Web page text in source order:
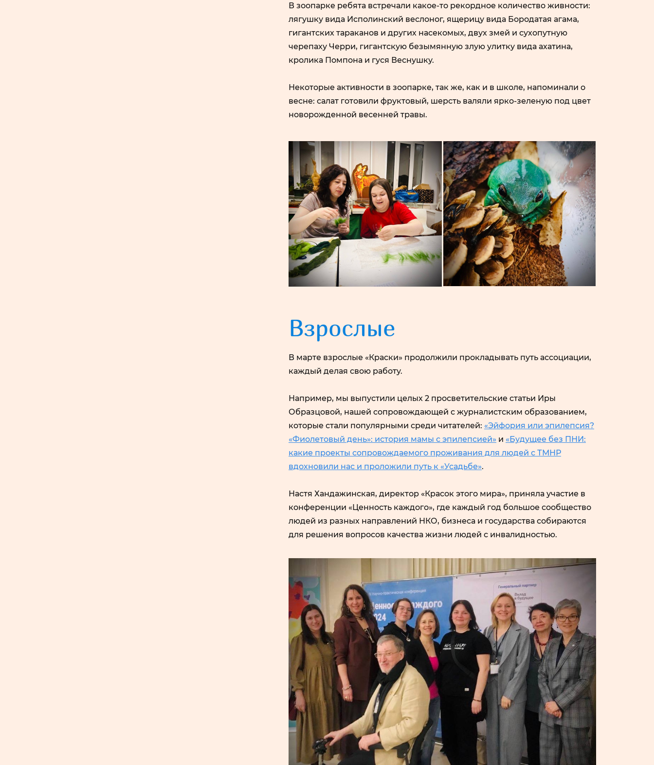
В зоопарке ребята встречали какое-то рекордное количество живности:
лягушку вида Исполинский веслоног, ящерицу вида Бородатая агама,
гигантских тараканов и других насекомых, двух змей и сухопутную
черепаху Черри, гигантскую безымянную злую улитку вида ахатина,
кролика Помпона и гуся Веснушку.
Некоторые активности в зоопарке, так же, как и в школе, напоминали о
весне: салат готовили фруктовый, шерсть валяли ярко-зеленую под цвет
новорожденной весенней травы.
Взрослые
В марте взрослые «Краски» продолжили прокладывать путь ассоциации,
каждый делая свою работу.
Например, мы выпустили целых 2 просветительские статьи Иры
Образцовой, нашей сопровождающей с журналистским образованием,
которые стали популярными среди читателей: «Эйфория или эпилепсия?
«Фиолетовый день»: история мамы с эпилепсией» и «Будущее без ПНИ:
какие проекты сопровождаемого проживания для людей с ТМНР
вдохновили нас и проложили путь к «Усадьбе».
Настя Хандажинская, директор «Красок этого мира», приняла участие в
конференции «Ценность каждого», где каждый год большое сообщество
людей из разных направлений НКО, бизнеса и государства собираются
для решения вопросов качества жизни людей с инвалидностью.